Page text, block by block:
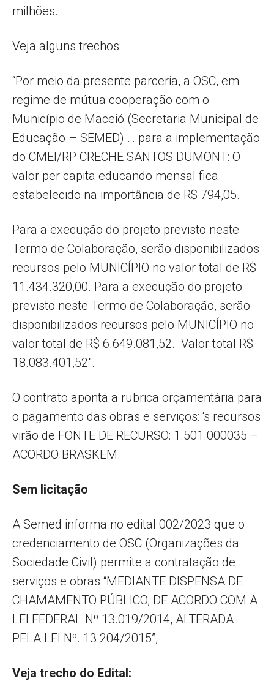
milhões.
Veja alguns trechos:
“Por meio da presente parceria, a OSC, em
regime de mútua cooperação com o
Município de Maceió (Secretaria Municipal de
Educação – SEMED) … para a implementação
do CMEI/RP CRECHE SANTOS DUMONT: O
valor per capita educando mensal fica
estabelecido na importância de R$ 794,05.
Para a execução do projeto previsto neste
Termo de Colaboração, serão disponibilizados
recursos pelo MUNICÍPIO no valor total de R$
11.434.320,00. Para a execução do projeto
previsto neste Termo de Colaboração, serão
disponibilizados recursos pelo MUNICÍPIO no
valor total de R$ 6.649.081,52. Valor total R$
18.083.401,52″.
O contrato aponta a rubrica orçamentária para
o pagamento das obras e serviços: ‘s recursos
virão de FONTE DE RECURSO: 1.501.000035 –
ACORDO BRASKEM.
Sem licitação
A Semed informa no edital 002/2023 que o
credenciamento de OSC (Organizações da
Sociedade Civil) permite a contratação de
serviços e obras “MEDIANTE DISPENSA DE
CHAMAMENTO PÚBLICO, DE ACORDO COM A
LEI FEDERAL Nº 13.019/2014, ALTERADA
PELA LEI Nº. 13.204/2015”,
Veja trecho do Edital: